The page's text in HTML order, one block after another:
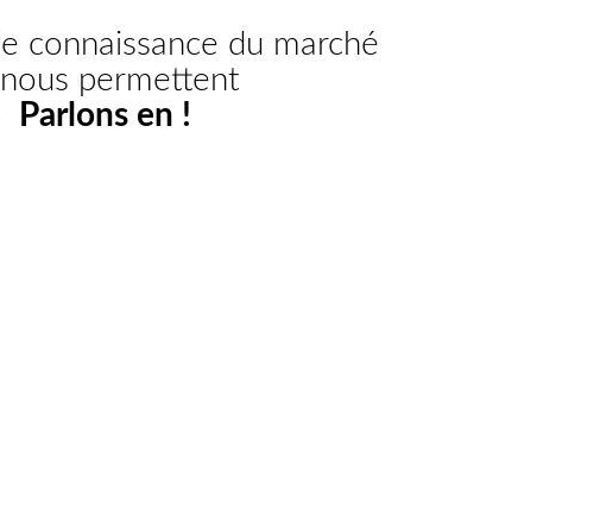
connaissance du marché
permettent
Parlons en !